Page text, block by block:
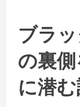
ブラ
の裏
に潜